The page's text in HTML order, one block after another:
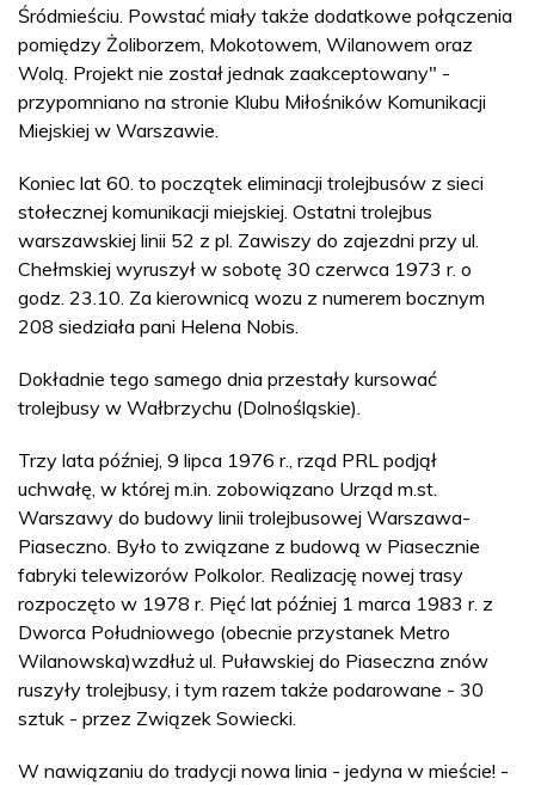
Śródmieściu. Powstać miały także dodatkowe połączenia
pomiędzy Żoliborzem, Mokotowem, Wilanowem oraz
Wolą. Projekt nie został jednak zaakceptowany" -
przypomniano na stronie Klubu Miłośników Komunikacji
Miejskiej w Warszawie.
Koniec lat 60. to początek eliminacji trolejbusów z sieci
stołecznej komunikacji miejskiej. Ostatni trolejbus
warszawskiej linii 52 z pl. Zawiszy do zajezdni przy ul.
Chełmskiej wyruszył w sobotę 30 czerwca 1973 r. o
godz. 23.10. Za kierownicą wozu z numerem bocznym
208 siedziała pani Helena Nobis.
Dokładnie tego samego dnia przestały kursować
trolejbusy w Wałbrzychu (Dolnośląskie).
Trzy lata później, 9 lipca 1976 r., rząd PRL podjął
uchwałę, w której m.in. zobowiązano Urząd m.st.
Warszawy do budowy linii trolejbusowej Warszawa-
Piaseczno. Było to związane z budową w Piasecznie
fabryki telewizorów Polkolor. Realizację nowej trasy
rozpoczęto w 1978 r. Pięć lat później 1 marca 1983 r. z
Dworca Południowego (obecnie przystanek Metro
Wilanowska)wzdłuż ul. Puławskiej do Piaseczna znów
ruszyły trolejbusy, i tym razem także podarowane - 30
sztuk - przez Związek Sowiecki.
W nawiązaniu do tradycji nowa linia - jedyna w mieście! -